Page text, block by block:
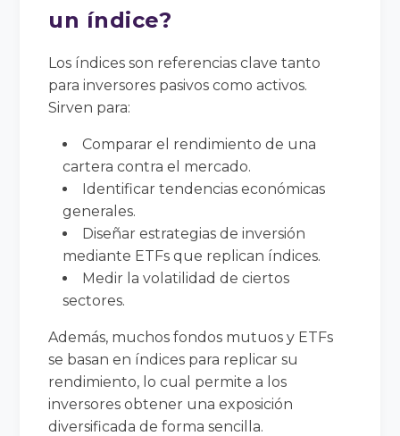
un índice?
Los índices son referencias clave tanto
para inversores pasivos como activos.
Sirven para:
Comparar el rendimiento de una
cartera contra el mercado.
Identificar tendencias económicas
generales.
Diseñar estrategias de inversión
mediante ETFs que replican índices.
Medir la volatilidad de ciertos
sectores.
Además, muchos fondos mutuos y ETFs
se basan en índices para replicar su
rendimiento, lo cual permite a los
inversores obtener una exposición
diversificada de forma sencilla.